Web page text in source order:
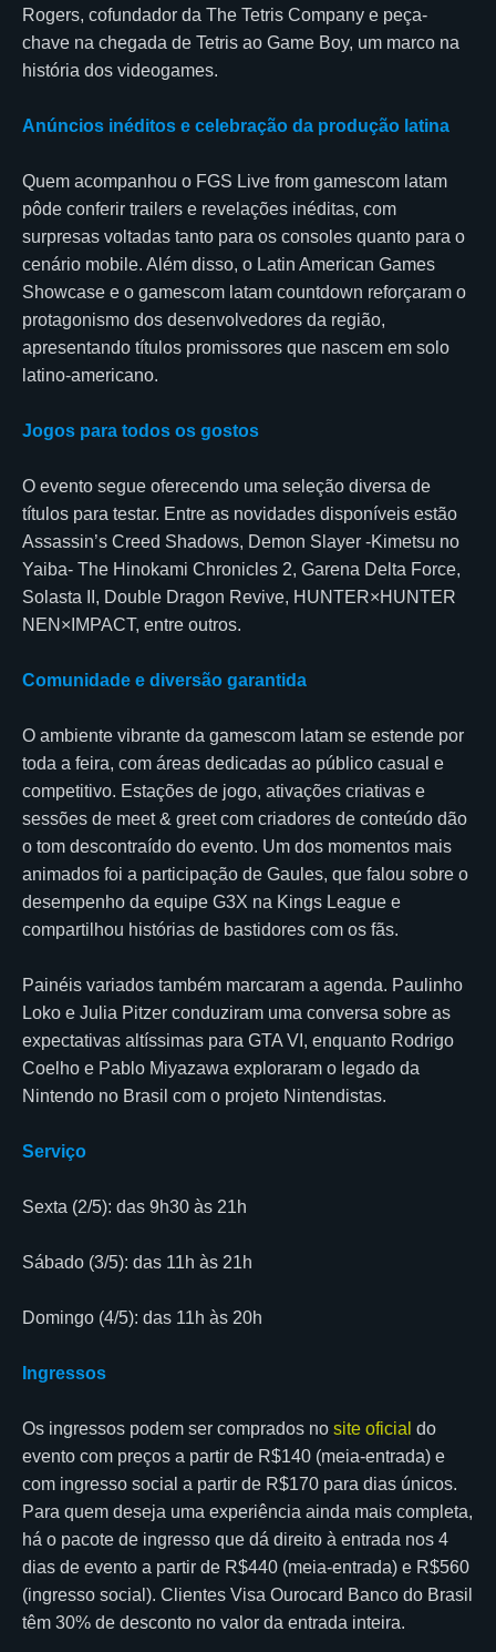
Rogers, cofundador da The Tetris Company e peça-
chave na chegada de Tetris ao Game Boy, um marco na
história dos videogames.
Anúncios inéditos e celebração da produção latina
Quem acompanhou o FGS Live from gamescom latam
pôde conferir trailers e revelações inéditas, com
surpresas voltadas tanto para os consoles quanto para o
cenário mobile. Além disso, o Latin American Games
Showcase e o gamescom latam countdown reforçaram o
protagonismo dos desenvolvedores da região,
apresentando títulos promissores que nascem em solo
latino-americano.
Jogos para todos os gostos
O evento segue oferecendo uma seleção diversa de
títulos para testar. Entre as novidades disponíveis estão
Assassin’s Creed Shadows, Demon Slayer -Kimetsu no
Yaiba- The Hinokami Chronicles 2, Garena Delta Force,
Solasta II, Double Dragon Revive, HUNTER×HUNTER
NEN×IMPACT, entre outros.
Comunidade e diversão garantida
O ambiente vibrante da gamescom latam se estende por
toda a feira, com áreas dedicadas ao público casual e
competitivo. Estações de jogo, ativações criativas e
sessões de meet & greet com criadores de conteúdo dão
o tom descontraído do evento. Um dos momentos mais
animados foi a participação de Gaules, que falou sobre o
desempenho da equipe G3X na Kings League e
compartilhou histórias de bastidores com os fãs.
Painéis variados também marcaram a agenda. Paulinho
Loko e Julia Pitzer conduziram uma conversa sobre as
expectativas altíssimas para GTA VI, enquanto Rodrigo
Coelho e Pablo Miyazawa exploraram o legado da
Nintendo no Brasil com o projeto Nintendistas.
Serviço
Sexta (2/5): das 9h30 às 21h
Sábado (3/5): das 11h às 21h
Domingo (4/5): das 11h às 20h
Ingressos
Os ingressos podem ser comprados no site oficial do
evento com preços a partir de R$140 (meia-entrada) e
com ingresso social a partir de R$170 para dias únicos.
Para quem deseja uma experiência ainda mais completa,
há o pacote de ingresso que dá direito à entrada nos 4
dias de evento a partir de R$440 (meia-entrada) e R$560
(ingresso social). Clientes Visa Ourocard Banco do Brasil
têm 30% de desconto no valor da entrada inteira.